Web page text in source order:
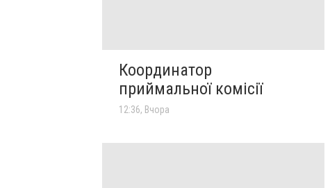
Координатор
приймальної комісії
12:36, Вчора